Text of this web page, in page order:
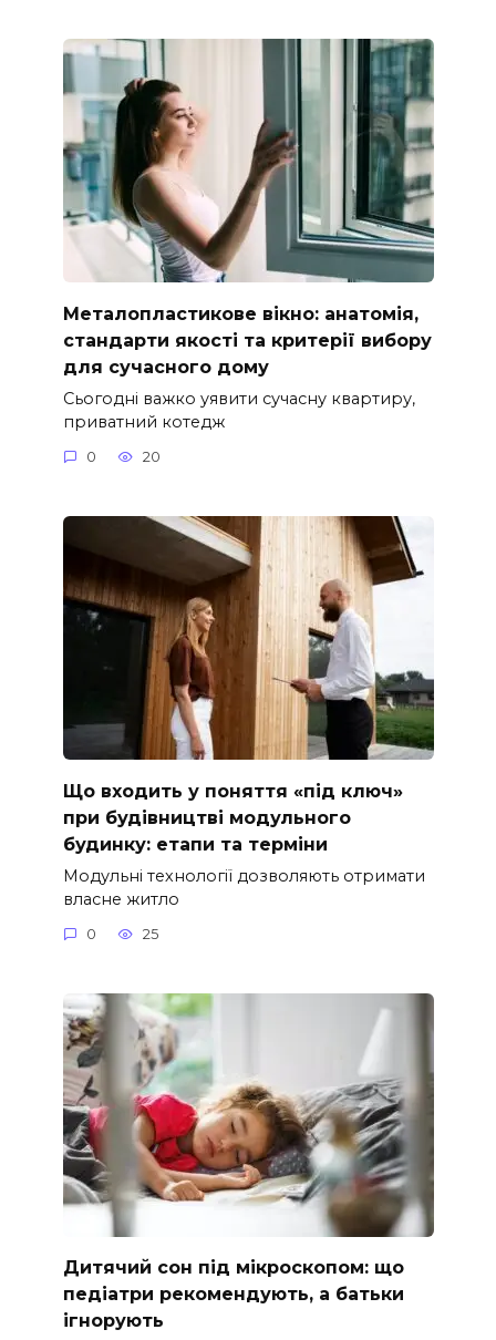
Металопластикове вікно: анатомія,
стандарти якості та критерії вибору
для сучасного дому
Сьогодні важко уявити сучасну квартиру,
приватний котедж
0 20
Що входить у поняття «під ключ»
при будівництві модульного
будинку: етапи та терміни
Модульні технології дозволяють отримати
власне житло
0 25
Дитячий сон під мікроскопом: що
педіатри рекомендують, а батьки
ігнорують